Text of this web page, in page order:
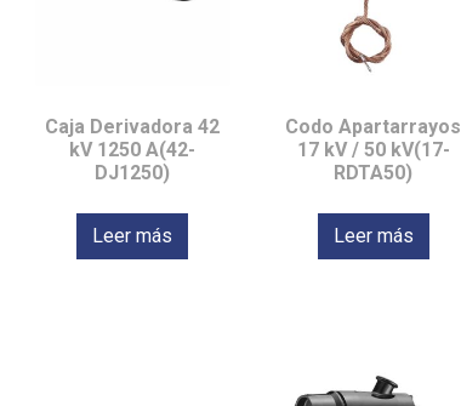
Caja Derivadora 42
kV 1250 A(42-
DJ1250)
Leer más
Codo Apartarrayos
17 kV / 50 kV(17-
RDTA50)
Leer más